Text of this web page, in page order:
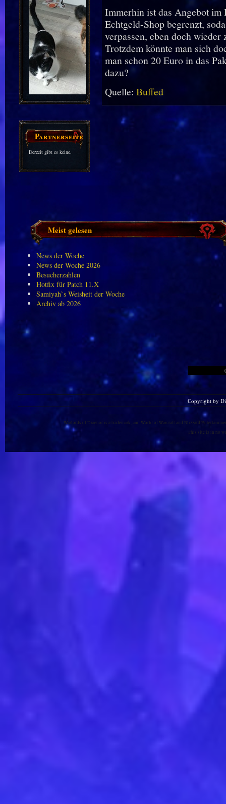
Partnerseiten
Derzeit gibt es keine.
Immerhin ist das Angebot im
Echtgeld-Shop begrenzt,
verpassen, eben doch
Trotzdem könnte man sich
man schon 20 Euro in das
dazu?
Quelle: Buffed
Meist gelesen
News der Woche
News der Woche 2026
Besucherzahlen
Hotfix für Patch 11.X
Samiyah`s Weisheit der Woche
Archiv ab 2026
Copyright by
Warlords of Draenor is a trademark, and World of Warcraft and Blizzard
This site is in no